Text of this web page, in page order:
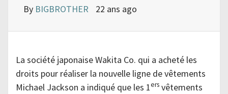
By BIGBROTHER 22 ans ago
La société japonaise Wakita Co. qui a acheté les
droits pour réaliser la nouvelle ligne de vêtements
Michael Jackson a indiqué que les 1ers vêtements